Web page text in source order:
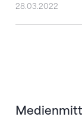
28.03.2022